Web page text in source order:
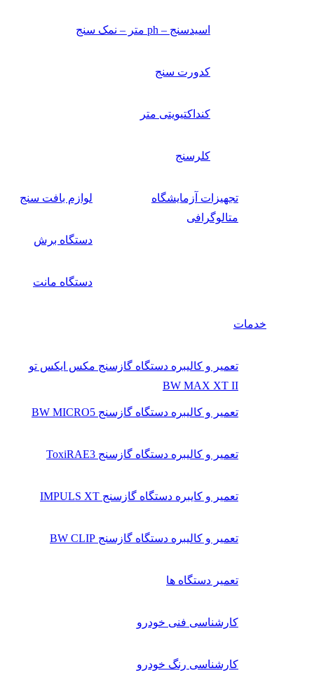
اسیدسنج – ph متر – نمک سنج
کدورت سنج
کنداکتیویتی متر
کلرسنج
تجهیزات آزمایشگاه
متالوگرافی
لوازم بافت سنج
دستگاه برش
دستگاه مانت
خدمات
تعمیر و کالیبره دستگاه گازسنج مکس ایکس تو
BW MAX XT II
تعمیر و کالیبره دستگاه گازسنج BW MICRO5
تعمیر و کالیبره دستگاه گازسنج ToxiRAE3
تعمیر و کایبره دستگاه گازسنج IMPULS XT
تعمیر و کالیبره دستگاه گازسنج BW CLIP
تعمیر دستگاه ها
کارشناسی فنی خودرو
کارشناسی رنگ خودرو